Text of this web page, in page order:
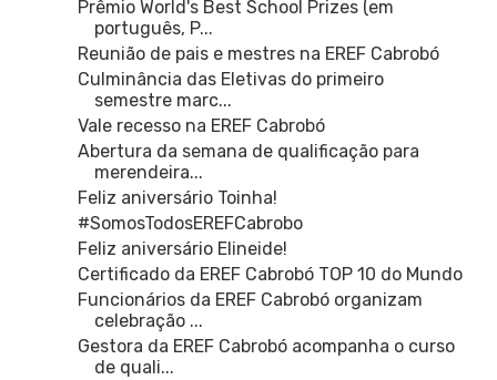
Prêmio World's Best School Prizes (em
português, P...
Reunião de pais e mestres na EREF Cabrobó
Culminância das Eletivas do primeiro
semestre marc...
Vale recesso na EREF Cabrobó
Abertura da semana de qualificação para
merendeira...
Feliz aniversário Toinha!
#SomosTodosEREFCabrobo
Feliz aniversário Elineide!
Certificado da EREF Cabrobó TOP 10 do Mundo
Funcionários da EREF Cabrobó organizam
celebração ...
Gestora da EREF Cabrobó acompanha o curso
de quali...